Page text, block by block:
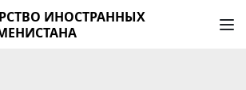
ИНОСТРАННЫХ